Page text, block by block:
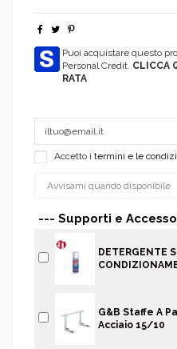
Puoi acquistare questo
Personal Credit. CLICCA
RATA
Accetto i termini e le
--- Supporti e
DETERGENTE
G&B Staffe A
Acciaio 15/10